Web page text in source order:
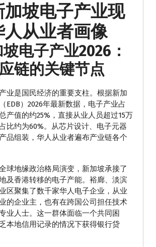
加坡电子产业现
人从业者画像
坡电子产业2026：
链的关键节点
业是国民经济的重要支柱。根据新加
EDB）2026年最新数据，电子产业占
产值的约25%，直接从业人员超过15万
比约为60%。从芯片设计、电子元器
品组装，华人从业者遍布产业链各个
球地缘政治格局演变，新加坡承接了
及香港转移的电子产能。裕廊、淡滨
区聚集了数千家华人电子企业，从业
的企业主，也有在跨国公司担任技术
业人士。这一群体面临一个共同困
本地信用记录的情况下获得银行贷